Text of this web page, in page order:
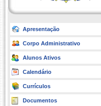
Apresentação
Corpo Administrativo
Alunos Ativos
Calendário
Currículos
Documentos